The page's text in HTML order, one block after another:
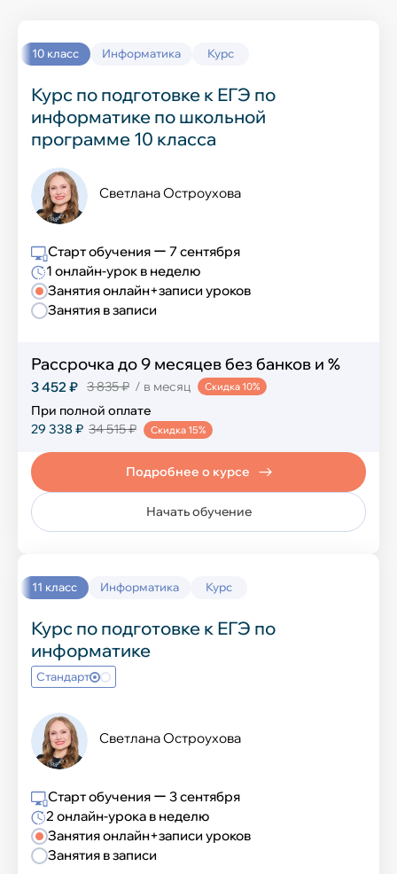
История
Химия
География
Информатика
Обществознание
Английский язык
ИЗО и технология
Физическая культура
Технология
Иностранные языки
Испанский язык
Немецкий язык
IT-курсы
Компьютерная грамотность
Создание сайтов
10 класс Информатика Курс
Курс по подготовке к ЕГЭ по
информатике по школьной
программе 10 класса
Светлана Остроухова
Занятия онлайн+записи уроков
Занятия в записи
Старт обучения ー 7 сентября
1 онлайн-урок в неделю
Рассрочка до 9 месяцев без банков и %
3 452 ₽ 3 835 ₽ / в месяц Скидка 10%
При полной оплате
29 338 ₽ 34 515 ₽ Скидка 15%
Начать обучение
Подробнее о курсе
11 класс Информатика Курс
Курс по подготовке к ЕГЭ по
информатике
Стандарт
Светлана Остроухова
Занятия онлайн+записи уроков
Занятия в записи
Старт обучения ー 3 сентября
2 онлайн-урока в неделю